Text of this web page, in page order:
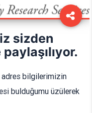
sizden
adres bilgilerimizin
bulduğumu üzülerek